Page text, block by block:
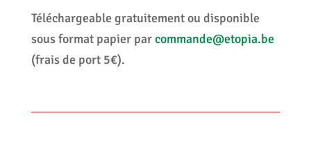
Téléchargeable gratuitement ou disponible
sous format papier parcommande@etopia.be
(frais de port 5€).